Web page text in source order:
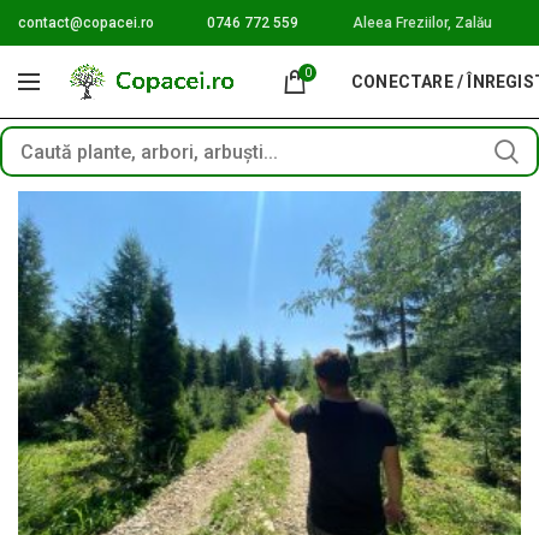
contact@copacei.ro 0746 772 559 Aleea Freziilor, Zalău
0 CONECTARE /